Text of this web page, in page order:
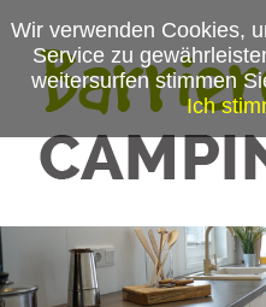
Wir verwenden Cookies,
Service zu
weitersurfen stimmen
Ich